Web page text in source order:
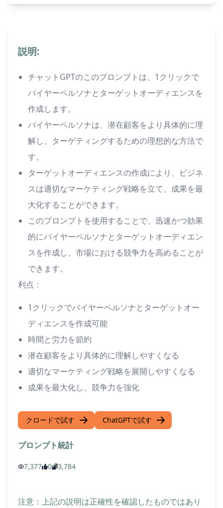
説明:
チャットGPTのこのプロンプトは、1クリックで
バイヤーペルソナとターゲットオーディエンスを
作成します。
バイヤーペルソナは、潜在顧客をより具体的に理
解し、ターゲティングするための理想的な方法で
す。
ターゲットオーディエンスの作成により、ビジネ
スは適切なマーケティング戦略を立て、成果を最
大化することができます。
このプロンプトを使用することで、迅速かつ効果
的にバイヤーペルソナとターゲットオーディエン
スを作成し、市場における競争力を高めることが
できます。
利点：
1クリックでバイヤーペルソナとターゲットオー
ディエンスを作成可能
時間と労力を節約
潜在顧客をより具体的に理解しやすくなる
適切なマーケティング戦略を展開しやすくなる
成果を最大化し、競争力を強化
クロードで試す ChatGPTで試す
プロンプト統計
7,377 0 3,784
注意：上記の説明は正確性を確認したものではあり